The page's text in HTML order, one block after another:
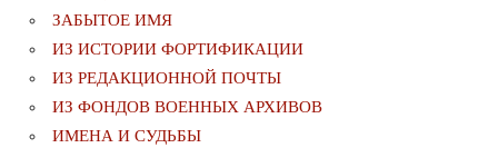
ЗАБЫТОЕ ИМЯ
ИЗ ИСТОРИИ ФОРТИФИКАЦИИ
ИЗ РЕДАКЦИОННОЙ ПОЧТЫ
ИЗ ФОНДОВ ВОЕННЫХ АРХИВОВ
ИМЕНА И СУДЬБЫ